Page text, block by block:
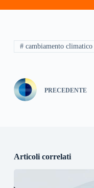
# cambiamento climatico
PRECEDENTE
Articoli correlati